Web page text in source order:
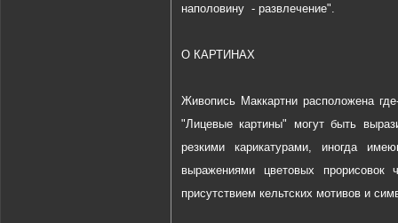
наполовину - развлечение".
О КАРТИНАХ
Живопись Маккартни расположена
"Лицевые картины" могут быть
резкими карикатурами, иногда
выражениями цветовых
присутствием кельтских мотивов и